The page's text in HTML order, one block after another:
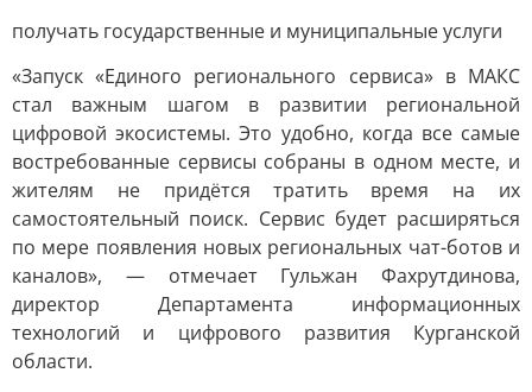
получать государственные и муниципальные услуги
«Запуск «Единого регионального сервиса» в МАКС
стал важным шагом в развитии региональной
цифровой экосистемы. Это удобно, когда все самые
востребованные сервисы собраны в одном месте, и
жителям не придётся тратить время на их
самостоятельный поиск. Сервис будет расширяться
по мере появления новых региональных чат-ботов и
каналов», — отмечает Гульжан Фахрутдинова,
директор Департамента информационных
технологий и цифрового развития Курганской
области.